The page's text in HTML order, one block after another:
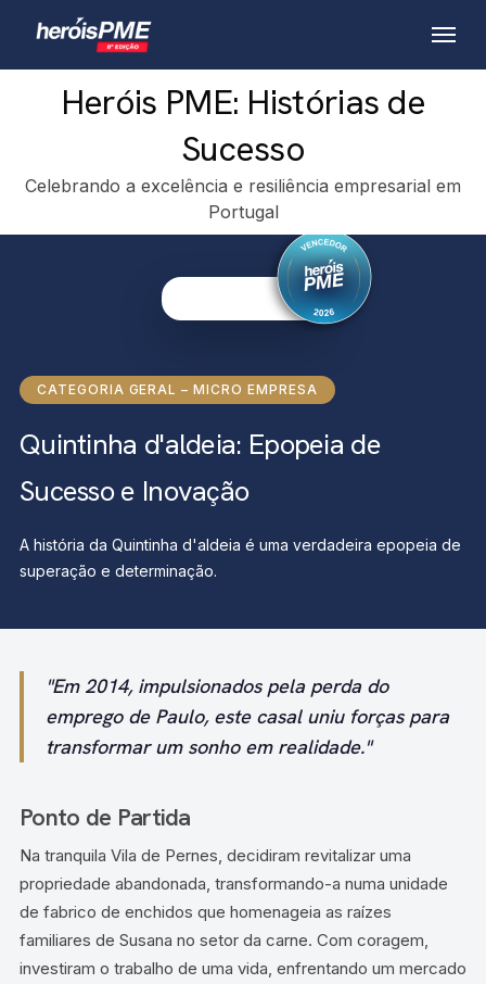
main
Menu
Heróis PME: Histórias de
Sucesso
Celebrando a excelência e resiliência empresarial em
Portugal
CATEGORIA GERAL – MICRO EMPRESA
Quintinha d'aldeia: Epopeia de
Sucesso e Inovação
A história da Quintinha d'aldeia é uma verdadeira epopeia de
superação e determinação.
"Em 2014, impulsionados pela perda do
emprego de Paulo, este casal uniu forças para
transformar um sonho em realidade."
Ponto de Partida
Na tranquila Vila de Pernes, decidiram revitalizar uma
propriedade abandonada, transformando-a numa unidade
de fabrico de enchidos que homenageia as raízes
familiares de Susana no setor da carne. Com coragem,
investiram o trabalho de uma vida, enfrentando um mercado